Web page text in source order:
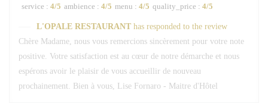
service : 4/5 ambience : 4/5 menu : 4/5 quality_price : 4/5
L'OPALE RESTAURANT has responded to the review
Chère Madame, nous vous remercions sincèrement pour votre note
positive. Votre satisfaction est au cœur de notre démarche et nous
espérons avoir le plaisir de vous accueillir de nouveau
prochainement. Bien à vous, Lise Fornaro - Maitre d'Hôtel